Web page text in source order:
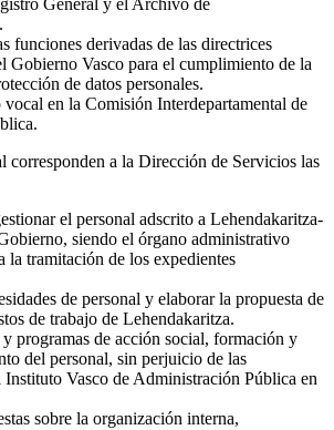
General y el Archivo de
funciones derivadas de las directrices
Gobierno Vasco para el cumplimiento de la
de datos personales.
en la Comisión Interdepartamental de
corresponden a la Dirección de Servicios las
el personal adscrito a Lehendakaritza-
siendo el órgano administrativo
la tramitación de los expedientes
de personal y elaborar la propuesta de
de trabajo de Lehendakaritza.
y programas de acción social, formación y
del personal, sin perjuicio de las
Instituto Vasco de Administración Pública en
sobre la organización interna,